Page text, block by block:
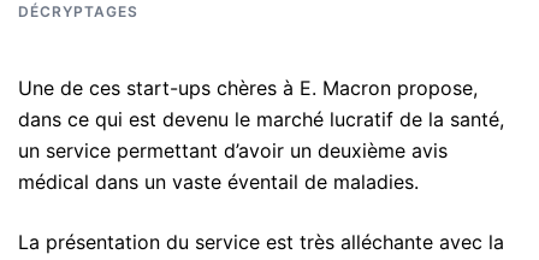
DÉCRYPTAGES
Une de ces start-ups chères à E. Macron propose,
dans ce qui est devenu le marché lucratif de la santé,
un service permettant d’avoir un deuxième avis
médical dans un vaste éventail de maladies.
La présentation du service est très alléchante avec la